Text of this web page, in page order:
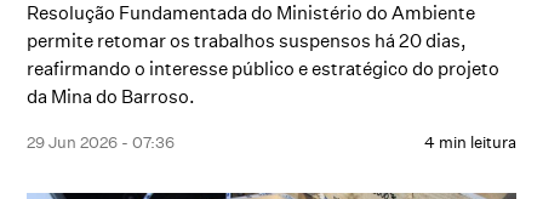
Resolução Fundamentada do Ministério do Ambiente
permite retomar os trabalhos suspensos há 20 dias,
reafirmando o interesse público e estratégico do projeto
da Mina do Barroso.
29 Jun 2026 - 07:36 4 min leitura